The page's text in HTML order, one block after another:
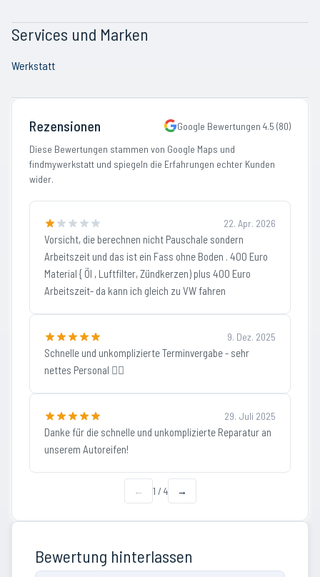
Services und Marken
Werkstatt
Rezensionen Google Bewertungen 4.5 (80)
Diese Bewertungen stammen von Google Maps und
findmywerkstatt und spiegeln die Erfahrungen echter Kunden
wider.
22. Apr. 2026
Vorsicht, die berechnen nicht Pauschale sondern
Arbeitszeit und das ist ein Fass ohne Boden . 400 Euro
Material { Öl , Luftfilter, Zündkerzen) plus 400 Euro
Arbeitszeit- da kann ich gleich zu VW fahren
9. Dez. 2025
Schnelle und unkomplizierte Terminvergabe - sehr
nettes Personal 👍🏼
29. Juli 2025
Danke für die schnelle und unkomplizierte Reparatur an
unserem Autoreifen!
← 1 / 4 →
Bewertung hinterlassen